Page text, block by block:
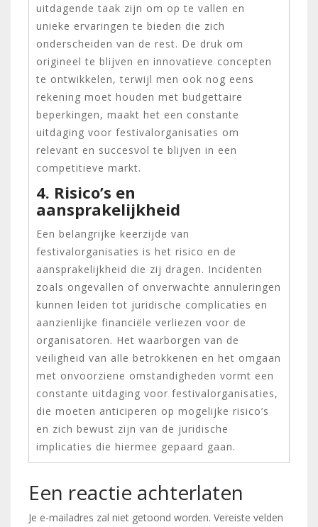
uitdagende taak zijn om op te vallen en
unieke ervaringen te bieden die zich
onderscheiden van de rest. De druk om
origineel te blijven en innovatieve concepten
te ontwikkelen, terwijl men ook nog eens
rekening moet houden met budgettaire
beperkingen, maakt het een constante
uitdaging voor festivalorganisaties om
relevant en succesvol te blijven in een
competitieve markt.
4. Risico’s en
aansprakelijkheid
Een belangrijke keerzijde van
festivalorganisaties is het risico en de
aansprakelijkheid die zij dragen. Incidenten
zoals ongevallen of onverwachte annuleringen
kunnen leiden tot juridische complicaties en
aanzienlijke financiële verliezen voor de
organisatoren. Het waarborgen van de
veiligheid van alle betrokkenen en het omgaan
met onvoorziene omstandigheden vormt een
constante uitdaging voor festivalorganisaties,
die moeten anticiperen op mogelijke risico’s
en zich bewust zijn van de juridische
implicaties die hiermee gepaard gaan.
Een reactie achterlaten
Je e-mailadres zal niet getoond worden. Vereiste velden